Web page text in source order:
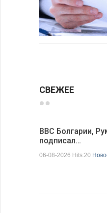
СВЕЖЕЕ
ВВС Болгарии,
подписал…
06-08-2026 Hits:20